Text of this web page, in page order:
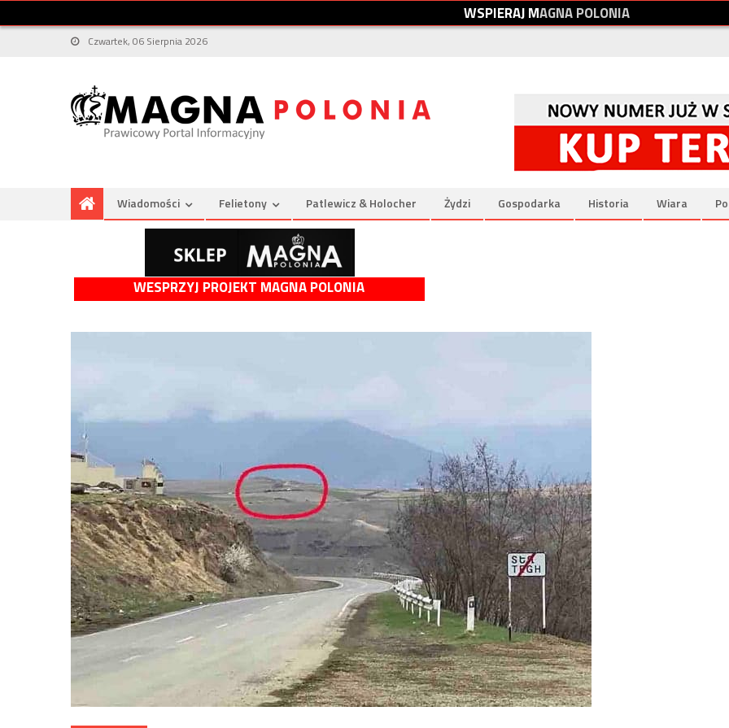
WSPIERAJMAGNAPOLONIA
Czwartek, 06 Sierpnia 2026
Wiadomości Felietony Patlewicz & Holocher Żydzi Gospodarka Historia Wiara
WESPRZYJ PROJEKT MAGNA POLONIA